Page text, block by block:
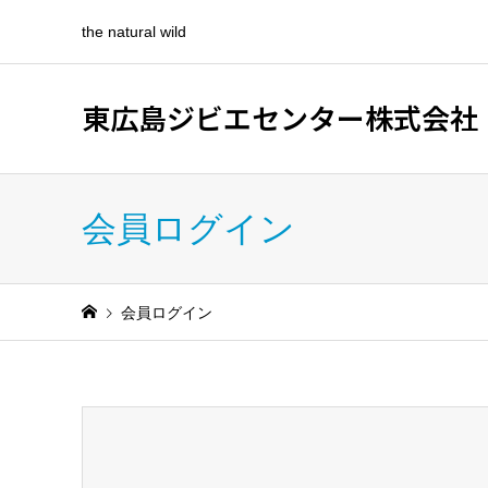
the natural wild
東広島ジビエセンター株式会社
会員ログイン
会員ログイン